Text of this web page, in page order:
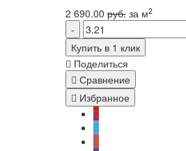
2 690.00руб.за м2
Купить в 1 клик
Поделиться
Сравнение
Избранное